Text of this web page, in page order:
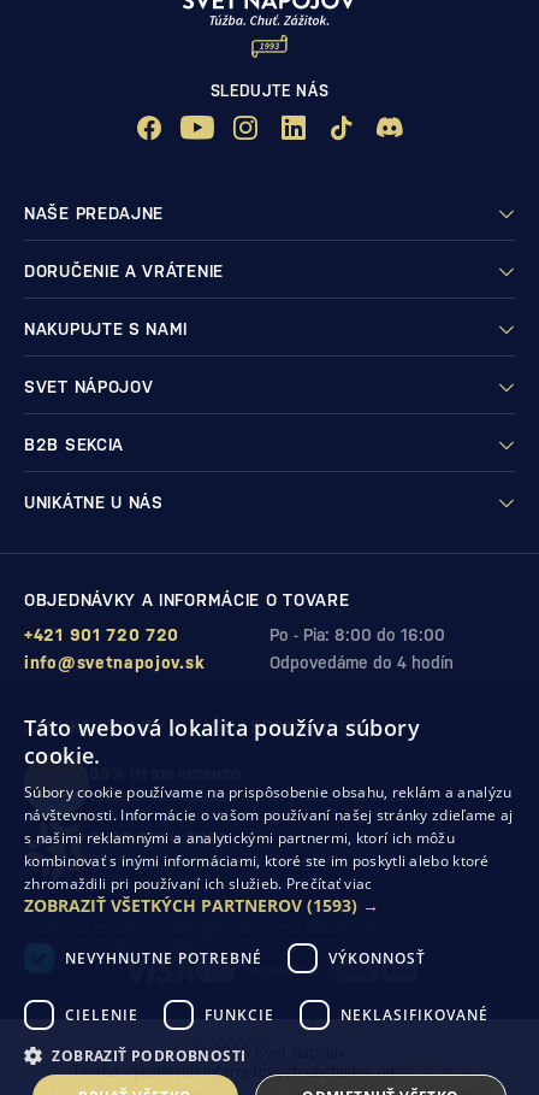
SLEDUJTE NÁS
NAŠE PREDAJNE
DORUČENIE A VRÁTENIE
NAKUPUJTE S NAMI
SVET NÁPOJOV
B2B SEKCIA
UNIKÁTNE U NÁS
OBJEDNÁVKY A INFORMÁCIE O TOVARE
Po - Pia: 8:00 do 16:00
+421 901 720 720
Odpovedáme do 4 hodín
info@svetnapojov.sk
ZÁRUKA KVALITY A VAŠEJ SPOKOJNOSTI
zákazníkov odporúča nákup v našom obchode
SHOP ROKU 2024
10. rok po sebesme získali ocenenie od Heureka
Odstúpenie od zmluvy
© 2026 Svet nápojov
Tvorba výkonných internetových obchodov odRIESENIA
Táto webová lokalita používa súbory
cookie.
Súbory cookie používame na prispôsobenie obsahu, reklám a analýzu
návštevnosti. Informácie o vašom používaní našej stránky zdieľame aj
s našimi reklamnými a analytickými partnermi, ktorí ich môžu
kombinovať s inými informáciami, ktoré ste im poskytli alebo ktoré
zhromaždili pri používaní ich služieb. Prečítať viac
ZOBRAZIŤ VŠETKÝCH PARTNEROV (1593) →
NEVYHNUTNE POTREBNÉ VÝKONNOSŤ
CIELENIE FUNKCIE NEKLASIFIKOVANÉ
ZOBRAZIŤ PODROBNOSTI